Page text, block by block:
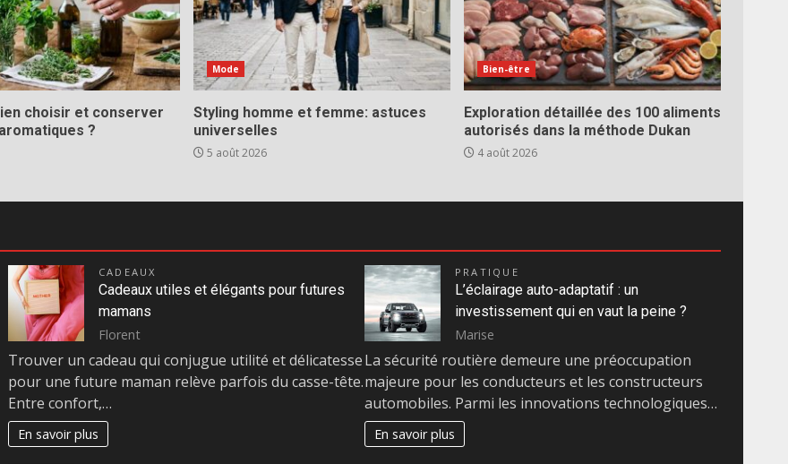
choisir et conserver
?
Mode
Styling homme et femme: astuces
universelles
5 août 2026
Bien-être
Exploration détaillée des 100 aliments
autorisés dans la méthode Dukan
4 août 2026
CADEAUX
Cadeaux utiles et élégants pour futures
mamans
Florent
Trouver un cadeau qui conjugue utilité et délicatesse
pour une future maman relève parfois du casse-tête.
Entre confort,…
En savoir plus
PRATIQUE
L’éclairage auto-adaptatif : un
investissement qui en vaut la peine ?
Marise
La sécurité routière demeure une préoccupation
majeure pour les conducteurs et les constructeurs
automobiles. Parmi les innovations technologiques…
En savoir plus